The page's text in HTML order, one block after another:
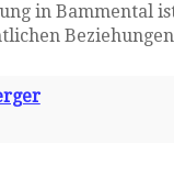
in Bammental